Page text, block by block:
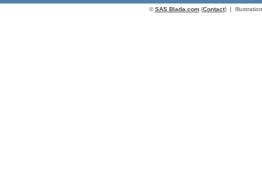
©SAS Blada.com(Contact) |